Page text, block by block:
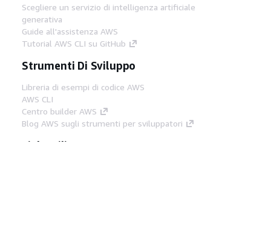
Scegliere un servizio di intelligenza artificiale
generativa
Guide all'assistenza AWS
Tutorial AWS CLI su GitHub
Strumenti Di Sviluppo
Libreria di esempi di codice AWS
AWS CLI
Centro builder AWS
Blog AWS sugli strumenti per sviluppatori
Link Utili